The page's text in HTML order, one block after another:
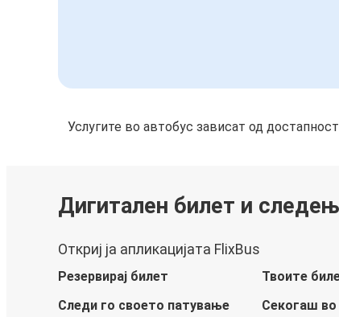
Услугите во автобус зависат од
Дигитален билет и
Откриј ја апликацијата FlixBus
Резервирај билет
Твоите
Следи го своето патување
Секогаш во